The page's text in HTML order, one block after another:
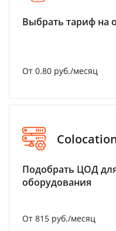
Выбрать тариф на
От 0.80 руб./месяц
Подобрать ЦОД
оборудования
От 815 руб./месяц